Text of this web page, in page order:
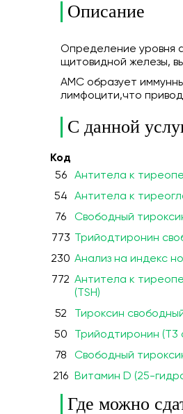
Описание
Определение уровня
щитовидной железы,
АМС образует
лимфоцити,что
С данной
Код
56
Антитела к
54 Антитела к
76 Свободный
773 Трийодтиронин
230 Анализ на индекс
772 Антитела к
(TSH)
52 Тироксин
50 Трийодтиронин (Т3
78 Свободный
216 Витамин D (25-
Где можно